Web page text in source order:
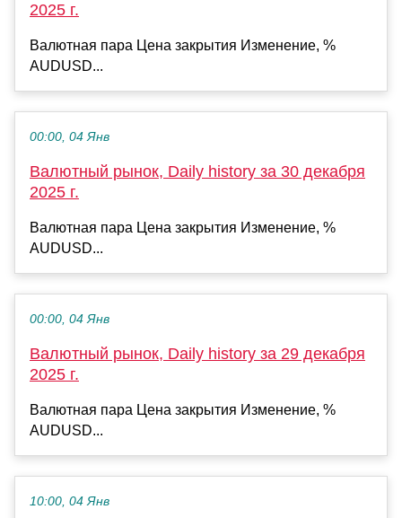
2025 г.
Валютная пара Цена закрытия Изменение, %
AUDUSD...
00:00, 04 Янв
Валютный рынок, Daily history за 30 декабря
2025 г.
Валютная пара Цена закрытия Изменение, %
AUDUSD...
00:00, 04 Янв
Валютный рынок, Daily history за 29 декабря
2025 г.
Валютная пара Цена закрытия Изменение, %
AUDUSD...
10:00, 04 Янв